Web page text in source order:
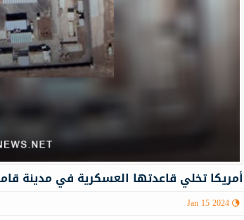
أمريكا تخلي قاعدتها العسكرية في مدينة
Jan 15 2024